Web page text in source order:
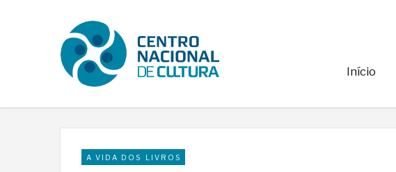
Início
A VIDA DOS LIVROS